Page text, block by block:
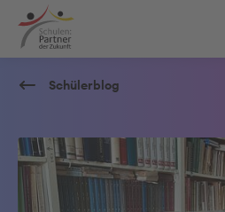
Schülerblog